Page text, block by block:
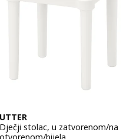
UTTER
Dječji stolac, u zatvorenom/na